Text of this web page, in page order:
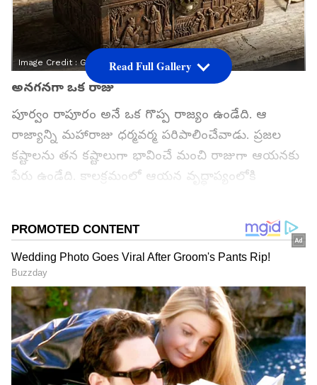
Image Credit : Gemini AI
అనగనగా ఒక రాజు
పూర్వం రాపూరం అనే ఒక గొప్ప రాజ్యం ఉండేది. ఆ
రాజ్యాన్ని మహారాజు ధర్మవర్మ పరిపాలించేవాడు. ప్రజల
కష్టాలను తన కష్టాలుగా భావించే మంచి రాజుగా ఆయనకు
పేరు ఉండేది. కాలక్రమంలో ఆయన వృద్ధాప్యంలోకి
విక్రమాదిత్యుడు రాజ్యాన్ని చేపట్టాడు. కానీ అధికారం చేతికి
వచ్చిన తర్వాత అతడి జీవితం పూర్తిగా మారిపోయింది.
అధికారం వచ్చాక మారిపోయిన రాజు
రాజ్యాభిషేకం జరిగిన కొద్ది రోజులకే విక్రమాదిత్యుడిలో
అహంకారం పెరిగిపోయింది. తనకంటే తెలివైనవారు ఎవరూ
లేరని భావించేవాడు. సభలో మంత్రులు చెప్పే సలహాలను
కూడా పట్టించుకునేవాడు కాదు. “నేనే రాజు… నా మాటే
Read Full Gallery